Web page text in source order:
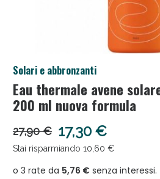
Solari e abbronzanti
Eau thermale avene
200 ml nuova formula
27,90 € 17,30 €
Stai risparmiando 10,60 €
Salini e Multivitaminici: oggi